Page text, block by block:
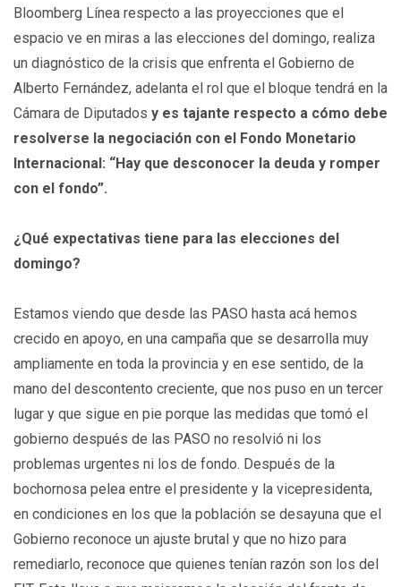
Bloomberg Línea respecto a las proyecciones que el
espacio ve en miras a las elecciones del domingo, realiza
un diagnóstico de la crisis que enfrenta el Gobierno de
Alberto Fernández, adelanta el rol que el bloque tendrá en la
Cámara de Diputados y es tajante respecto a cómo debe
resolverse la negociación con el Fondo Monetario
Internacional: “Hay que desconocer la deuda y romper
con el fondo”.
¿Qué expectativas tiene para las elecciones del
domingo?
Estamos viendo que desde las PASO hasta acá hemos
crecido en apoyo, en una campaña que se desarrolla muy
ampliamente en toda la provincia y en ese sentido, de la
mano del descontento creciente, que nos puso en un tercer
lugar y que sigue en pie porque las medidas que tomó el
gobierno después de las PASO no resolvió ni los
problemas urgentes ni los de fondo. Después de la
bochornosa pelea entre el presidente y la vicepresidenta,
en condiciones en los que la población se desayuna que el
Gobierno reconoce un ajuste brutal y que no hizo para
remediarlo, reconoce que quienes tenían razón son los del